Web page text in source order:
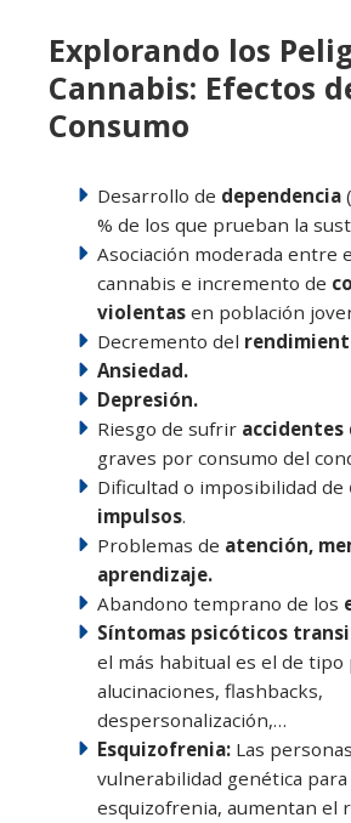
Explorando los
Cannabis: Efectos
Consumo
Desarrollo de dependencia
% de los que prueban la
Asociación moderada entre
cannabis e incremento de
violentas en población
Decremento del
Ansiedad.
Depresión.
Riesgo de sufrir
graves por consumo del
Dificultad o imposibilidad de
impulsos.
Problemas de atención,
aprendizaje.
Abandono temprano de los
Síntomas psicóticos
el más habitual es el de tipo
alucinaciones, flashbacks,
despersonalización,…
Esquizofrenia: Las
vulnerabilidad genética
esquizofrenia, aumentan el